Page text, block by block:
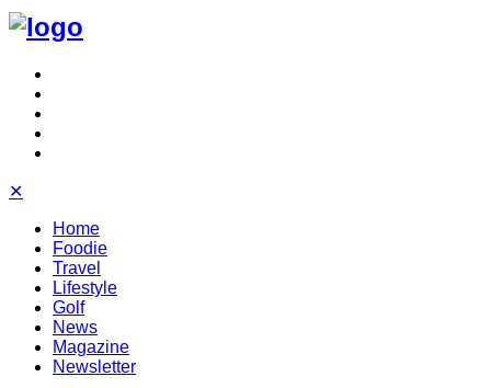
✕
Home
Foodie
Travel
Lifestyle
Golf
News
Magazine
Newsletter